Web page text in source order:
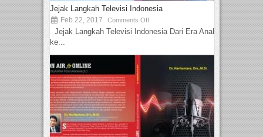
Jejak Langkah Televisi Indonesia
Feb 22, 2017 Comments Off
Jejak Langkah Televisi Indonesia Dari Era Analog
ke...